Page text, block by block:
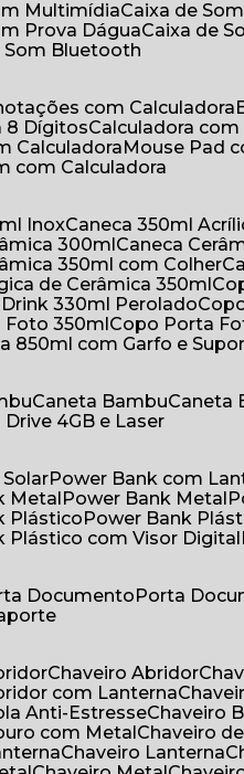
Multimídia
Caixa de
Prova Dágua
Caixa de
Som Bluetooth
com Calculadora
8 Dígitos
Calculadora
Calculadora
Mouse Pad
com Calculadora
Inox
Caneca 350ml
300ml
Caneca
350ml com Colher
de Cerâmica 350ml
Drink 330ml Perolado
Foto 350ml
Copo Porta
850ml com Garfo e
Caneta Bambu
Drive 4GB e Laser
Solar
Power Bank com
Metal
Power Bank Metal
Plástico
Power Bank
Plástico com Visor Digital
Documento
Porta
Chaveiro Abridor
com Lanterna
Anti-Estresse
Chaveiro
com Metal
Chaveiro
Chaveiro Lanterna